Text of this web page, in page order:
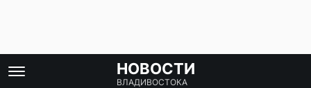
НОВОСТИ
ВЛАДИВОСТОКА